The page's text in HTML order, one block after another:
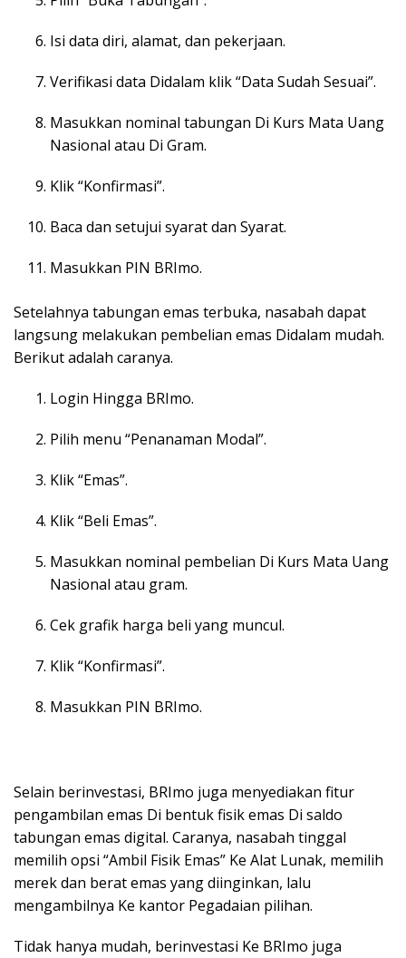
Isi data diri, alamat, dan pekerjaan.
Verifikasi data Didalam klik “Data Sudah Sesuai”.
Masukkan nominal tabungan Di Kurs Mata Uang
Nasional atau Di Gram.
Klik “Konfirmasi”.
Baca dan setujui syarat dan Syarat.
Masukkan PIN BRImo.
Setelahnya tabungan emas terbuka, nasabah dapat
langsung melakukan pembelian emas Didalam mudah.
Berikut adalah caranya.
Login Hingga BRImo.
Pilih menu “Penanaman Modal”.
Klik “Emas”.
Klik “Beli Emas”.
Masukkan nominal pembelian Di Kurs Mata Uang
Nasional atau gram.
Cek grafik harga beli yang muncul.
Klik “Konfirmasi”.
Masukkan PIN BRImo.
Selain berinvestasi, BRImo juga menyediakan fitur
pengambilan emas Di bentuk fisik emas Di saldo
tabungan emas digital. Caranya, nasabah tinggal
memilih opsi “Ambil Fisik Emas” Ke Alat Lunak, memilih
merek dan berat emas yang diinginkan, lalu
mengambilnya Ke kantor Pegadaian pilihan.
Tidak hanya mudah, berinvestasi Ke BRImo juga